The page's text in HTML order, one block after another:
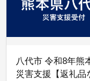
八代市 令和8年熊
災害支援【返礼品